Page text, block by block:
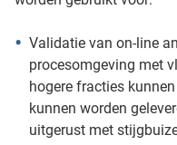
Validatie van on-line
procesomgeving met
hogere fracties
kunnen worden
uitgerust met